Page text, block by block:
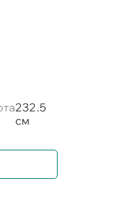
232.5
см